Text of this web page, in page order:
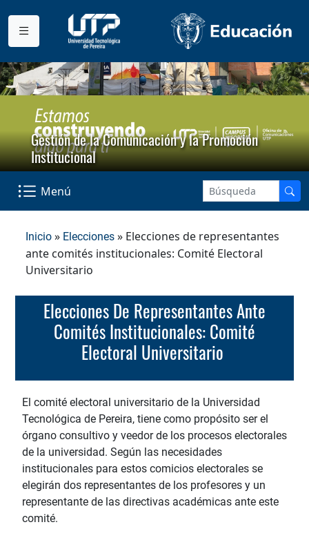
Gestión de la Comunicación y la Promoción
Institucional
Menú
Inicio » Elecciones » Elecciones de representantes
ante comités institucionales: Comité Electoral
Universitario
Elecciones De Representantes Ante
Comités Institucionales: Comité
Electoral Universitario
El comité electoral universitario de la Universidad
Tecnológica de Pereira, tiene como propósito ser el
órgano consultivo y veedor de los procesos electorales
de la universidad. Según las necesidades
institucionales para estos comicios electorales se
elegirán dos representantes de los profesores y un
representante de las directivas académicas ante este
comité.